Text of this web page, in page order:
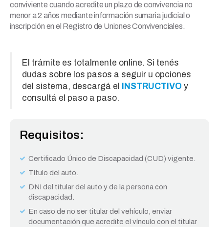
conviviente cuando acredite un plazo de convivencia no
menor a 2 años mediante información sumaria judicial o
inscripción en el Registro de Uniones Convivenciales.
El trámite es totalmente online. Si tenés
dudas sobre los pasos a seguir u opciones
del sistema, descargá el
INSTRUCTIVO y
consultá el paso a paso.
Requisitos:
Certificado Único de Discapacidad (CUD) vigente.
Título del auto.
DNI del titular del auto y de la persona con
discapacidad.
En caso de no ser titular del vehículo, enviar
documentación que acredite el vínculo con el titular